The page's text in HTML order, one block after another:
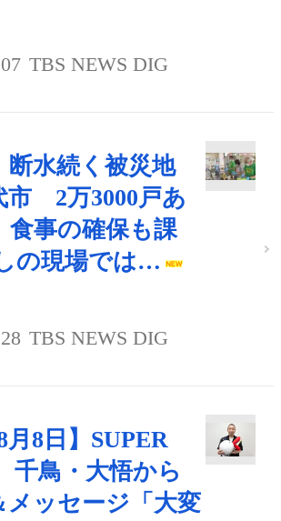
TBS NEWS DIG
水続く被災地
市 2万3000戸あ
事の確保も課
の現場では…
TBS NEWS DIG
月8日】SUPER
鳥・大悟から
メッセージ「大変